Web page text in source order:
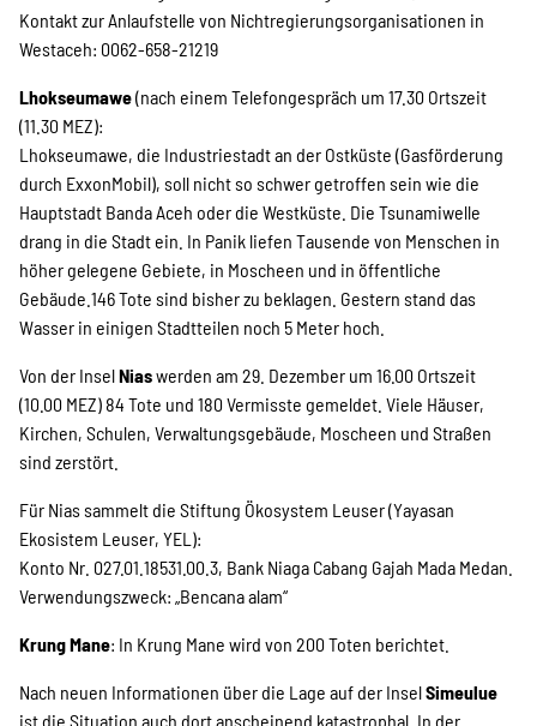
Kontakt zur Anlaufstelle von Nichtregierungsorganisationen in
Westaceh: 0062-658-21219
Lhokseumawe(nach einem Telefongespräch um 17.30 Ortszeit
(11.30 MEZ):
Lhokseumawe, die Industriestadt an der Ostküste (Gasförderung
durch ExxonMobil), soll nicht so schwer getroffen sein wie die
Hauptstadt Banda Aceh oder die Westküste. Die Tsunamiwelle
drang in die Stadt ein. In Panik liefen Tausende von Menschen in
höher gelegene Gebiete, in Moscheen und in öffentliche
Gebäude.146 Tote sind bisher zu beklagen. Gestern stand das
Wasser in einigen Stadtteilen noch 5 Meter hoch.
Von der InselNiaswerden am 29. Dezember um 16.00 Ortszeit
(10.00 MEZ) 84 Tote und 180 Vermisste gemeldet. Viele Häuser,
Kirchen, Schulen, Verwaltungsgebäude, Moscheen und Straßen
sind zerstört.
Für Nias sammelt die Stiftung Ökosystem Leuser (Yayasan
Ekosistem Leuser, YEL):
Konto Nr. 027.01.18531.00.3, Bank Niaga Cabang Gajah Mada Medan.
Verwendungszweck: „Bencana alam“
Krung Mane: In Krung Mane wird von 200 Toten berichtet.
Nach neuen Informationen über die Lage auf der InselSimeulue
ist die Situation auch dort anscheinend katastrophal. In der